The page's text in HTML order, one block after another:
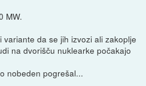
MW.
da se jih izvozi ali zakoplje
na dvorišču nuklearke počakajo
nobeden pogrešal...